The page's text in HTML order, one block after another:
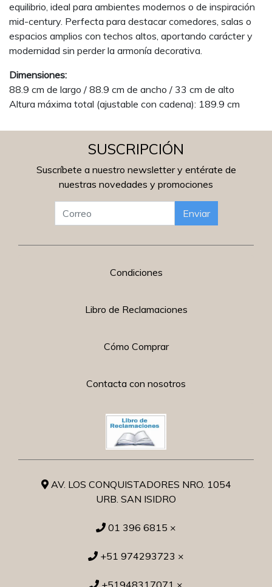
equilibrio, ideal para ambientes modernos o de inspiración
mid-century. Perfecta para destacar comedores, salas o
espacios amplios con techos altos, aportando carácter y
modernidad sin perder la armonía decorativa.
Dimensiones:
88.9 cm de largo / 88.9 cm de ancho / 33 cm de alto
Altura máxima total (ajustable con cadena): 189.9 cm
SUSCRIPCIÓN
Suscríbete a nuestro newsletter y entérate de
nuestras novedades y promociones
Enviar
Condiciones
Libro de Reclamaciones
Cómo Comprar
Contacta con nosotros
AV. LOS CONQUISTADORES NRO. 1054
URB. SAN ISIDRO
01 396 6815 ×
+51 974293723 ×
+51948317071 ×